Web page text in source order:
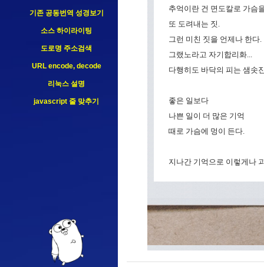
기존 공동번역 성경보기
소스 하이라이팅
도로명 주소검색
URL encode, decode
리눅스 설명
javascript 줄 맞추기
추억이란 건 면도칼로 가슴
또 도려내는 짓.
그런 미친 짓을 언제나 한다.
그랬노라고 자기합리화...
다행히도 바닥의 피는 샘솟
좋은 일보다
나쁜 일이 더 많은 기억
때로 가슴에 멍이 든다.
지나간 기억으로 이렇게나